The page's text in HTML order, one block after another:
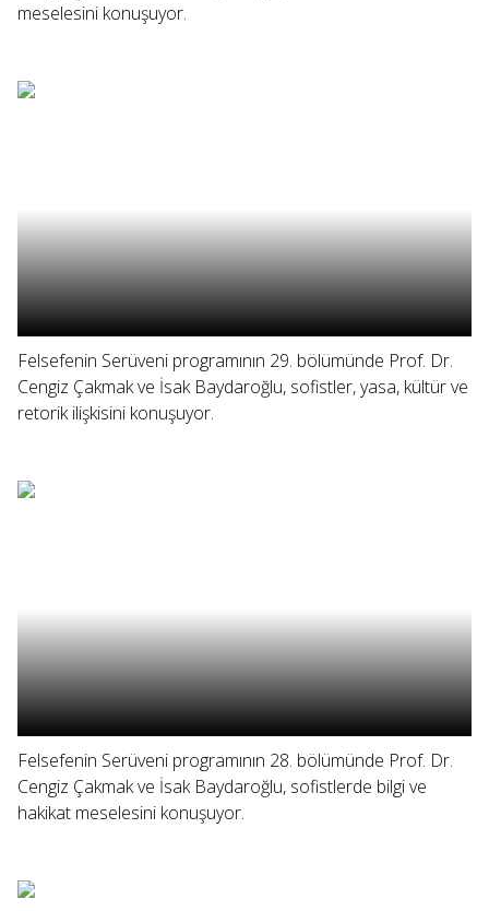
meselesini konuşuyor.
Felsefenin Serüveni programının 29. bölümünde Prof. Dr.
Cengiz Çakmak ve İsak Baydaroğlu, sofistler, yasa, kültür ve
retorik ilişkisini konuşuyor.
Felsefenin Serüveni programının 28. bölümünde Prof. Dr.
Cengiz Çakmak ve İsak Baydaroğlu, sofistlerde bilgi ve
hakikat meselesini konuşuyor.